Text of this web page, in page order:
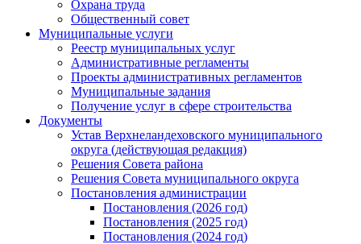
Охрана труда
Общественный совет
Муниципальные услуги
Реестр муниципальных услуг
Административные регламенты
Проекты административных регламентов
Муниципальные задания
Получение услуг в сфере строительства
Документы
Устав Верхнеландеховского муниципального
округа (действующая редакция)
Решения Совета района
Решения Совета муниципального округа
Постановления администрации
Постановления (2026 год)
Постановления (2025 год)
Постановления (2024 год)